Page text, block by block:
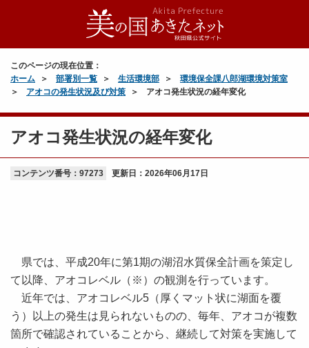
このページの現在位置：
ホーム
部署別一覧 生活環境部
環境保全課八郎湖環境対策室
アオコの発生状況及び対策
アオコ発生状況の経年変化
アオコ発生状況の経年変化
コンテンツ番号：97273 更新日： 2026年06月17日
県では、平成20年に第1期の湖沼水質保全計画を策定し
て以降、アオコレベル（※）の観測を行っています。
近年では、アオコレベル5（厚くマット状に湖面を覆
う）以上の発生は見られないものの、毎年、アオコが複数
箇所で確認されていることから、継続して対策を実施して